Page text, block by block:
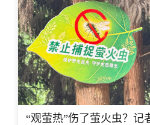
“观萤热”伤了萤火虫？记